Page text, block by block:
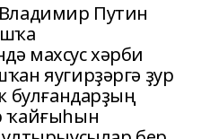
Путин
махсус хәрби
яугирҙәргә ҙур
булғандарҙың
ҡайғыһын